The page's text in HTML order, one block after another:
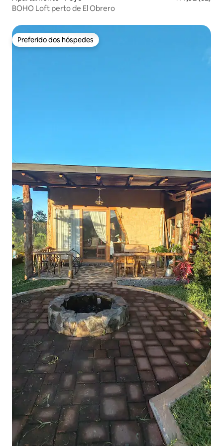
BOHO Loft perto de El Obrero
Preferido dos hóspedes
Preferido dos hóspedes